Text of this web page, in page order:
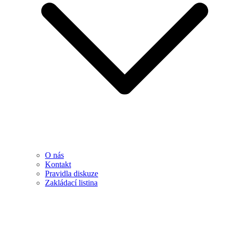
O nás
Kontakt
Pravidla diskuze
Zakládací listina